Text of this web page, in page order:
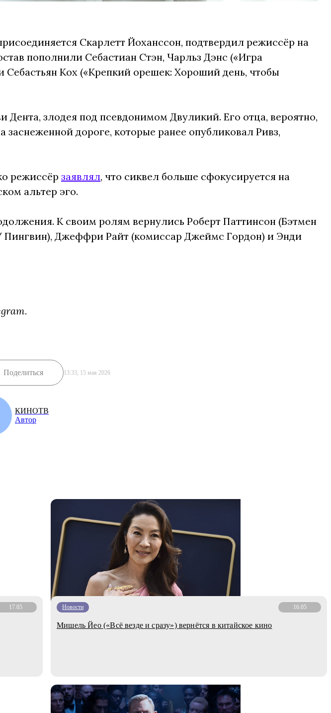
Скарлетт Йоханссон, подтвердил режиссёр на
пополнили Себастиан Стэн, Чарльз Дэнс («Игра
Себастьян Кох («Крепкий орешек: Хороший день, чтобы
Дента, злодея под псевдонимом Двуликий. Его отца, вероятно,
дороге, которые ранее опубликовал Ривз,
режиссёр заявлял, что сиквел больше сфокусируется на
альтер эго.
К своим ролям вернулись Роберт Паттинсон (Бэтмен
Джеффри Райт (комиссар Джеймс Гордон) и Энди
Поделиться 13:33, 15 мая 2026
КИНОТВ
Автор
17.05 Новости 16.05
Мишель Йео («Всё везде и сразу») вернётся в китайское кино